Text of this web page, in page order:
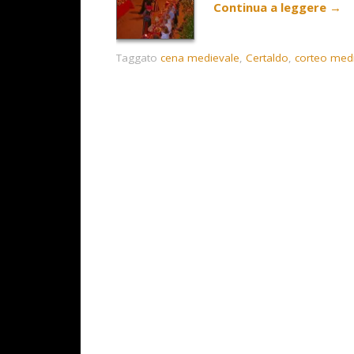
Continua a leggere →
Taggato cena medievale, Certaldo, corteo